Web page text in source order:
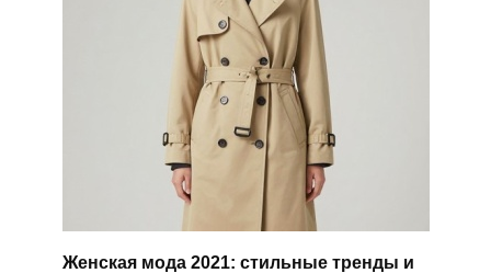
Женская мода 2021: стильные тренды и